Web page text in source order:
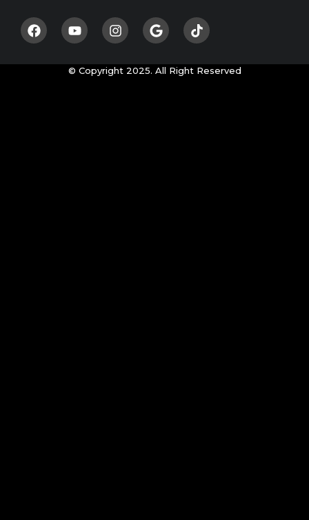
© Copyright 2025. All Right Reserved